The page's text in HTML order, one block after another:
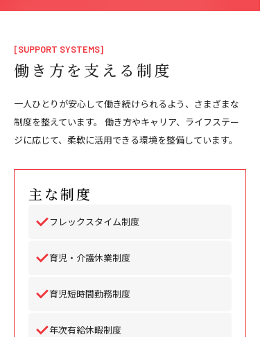
[SUPPORT SYSTEMS]
働き方を支える制度
一人ひとりが安心して働き続けられるよう、さまざまな
制度を整えています。 働き方やキャリア、ライフステー
ジに応じて、柔軟に活用できる環境を整備しています。
主な制度
フレックスタイム制度
育児・介護休業制度
育児短時間勤務制度
年次有給休暇制度